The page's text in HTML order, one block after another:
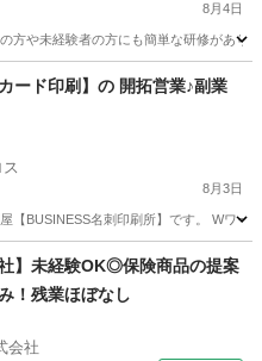
8月4日
方や未経験者の方にも簡単な研修があ
タッフ
ード印刷】の 開拓営業♪副業
8月3日
【BUSINESS名刺印刷所】です。 Wワ
社】未経験OK◎保険商品の提案
！残業ほぼなし
会社